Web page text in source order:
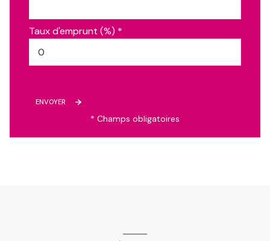
Taux d'emprunt (%) *
ENVOYER
* Champs obligatoires